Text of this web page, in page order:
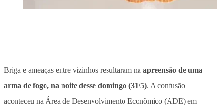
Briga e ameaças entre vizinhos resultaram na apreensão de uma
arma de fogo, na noite desse domingo (31/5). A confusão
aconteceu na Área de Desenvolvimento Econômico (ADE) em